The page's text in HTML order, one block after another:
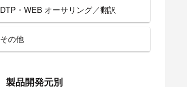
DTP・WEB オーサリング／翻訳
その他
製品開発元別